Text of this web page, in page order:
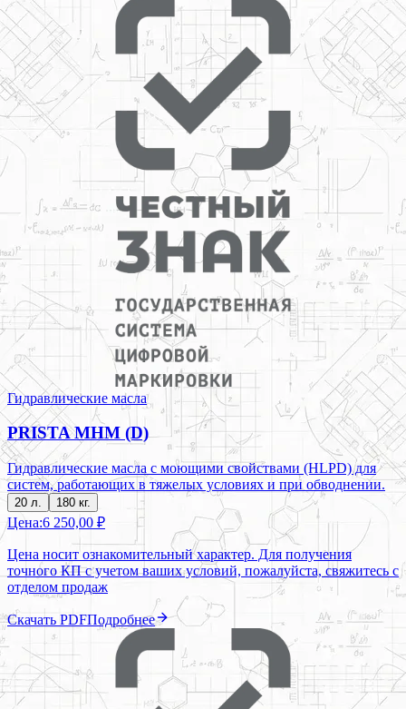
Гидравлические масла
PRISTA MHM (D)
Гидравлические масла с моющими свойствами (HLPD) для
систем, работающих в тяжелых условиях и при обводнении.
20 л. 180 кг.
Цена:6 250,00 ₽
Цена носит ознакомительный характер. Для получения
точного КП с учетом ваших условий, пожалуйста, свяжитесь с
отделом продаж
Скачать PDFПодробнее